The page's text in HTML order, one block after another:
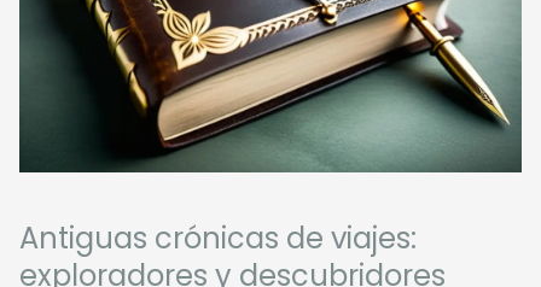
Antiguas crónicas de viajes:
exploradores y descubridores